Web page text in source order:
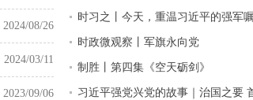
2024/08/26
2024/03/11
2023/09/06
时习之丨今天，重温习近平的强军
时政微观察丨军旗永向党
制胜丨第四集《空天砺剑》
习近平强党兴党的故事｜治国之要